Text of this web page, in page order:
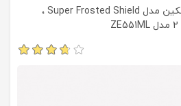
قاب محافظ پلی کربناتی نیلکین مدل Super Frosted Shield ،